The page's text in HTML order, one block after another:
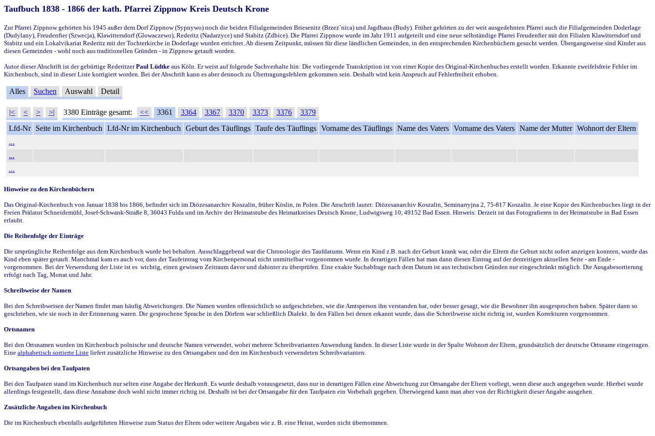
Taufbuch 1838 - 1866 der kath. Pfarrei Zippnow Kreis Deutsch Krone
Zur Pfarrei Zippnow gehörten bis 1945 außer dem Dorf Zippnow (Sypnywo) noch die beiden Filialgemeinden Briesenitz (Brzez`nica) und Jagdhaus (Budy). Früher gehörten zu der weit ausgedehnten Pfarrei auch die Filialgemeinden Doderlage
(Dudylany), Freudenfier (Szwecja), Klawittersdorf (Glowaczewo), Rederitz (Nadarzyce) und Stabitz (Zdbice). Die Pfarrei Zippnow wurde im Jahr 1911 aufgeteilt und eine neue selbständige Pfarrei Freudenfier mit den Filialen Klawittersdorf und
Stabitz und ein Lokalvikariat Rederitz mit der Tochterkirche in Doderlage wurden errichtet. Ab diesem Zeitpunkt, müssen für diese ländlichen Gemeinden, in den entsprechenden Kirchenbüchern gesucht werden. Übergangsweise sind Kinder aus
diesen Gemeinden - wohl noch aus traditionellen Gründen - in Zippnow getauft worden.
Autor dieser Abschrift ist der gebürtige RederitzerPaul Lüdtke aus Köln. Er weist auf folgende Sachverhalte hin: Die vorliegende Transkription ist von einer Kopie des Original-Kirchenbuches erstellt worden. Erkannte zweifelsfreie Fehler im
Kirchenbuch, sind in dieser Liste korrigiert worden. Bei der Abschrift kann es aber dennoch zu Übertragungsfehlern gekommen sein. Deshalb wird kein Anspruch auf Fehlerfreiheit erhoben.
Alles Suchen Auswahl Detail
|< < > >| 3380 Einträge gesamt: << 3361 3364 3367 3370 3373 3376
3379
Lfd-Nr
Seite im Kirchenbuch Lfd-Nr im Kirchenbuch Geburt des Täuflings Taufe des Täuflings Vorname des Täuflings Name des Vaters Vorname des Vaters Name der Mutter Wohnort der Eltern
...
...
...
Hinweise zu den Kirchenbüchern
Das Original-Kirchenbuch von Januar 1838 bis 1866, befindet sich im Diözesanarchiv Koszalin, früher Köslin, in Polen. Die Anschrift lautet: Diözesanarchiv Koszalin, Seminarryjna 2, 75-817 Koszalin. Je eine Kopie des Kirchenbuches liegt in der
Freien Prälatur Schneidemühl, Josef-Schwank-Straße 8, 36043 Fulda und im Archiv der Heimatstube des Heimatkreises Deutsch Krone, Ludwigsweg 10, 49152 Bad Essen. Hinweis: Derzeit ist das Fotografieren in der Heimatstube in Bad Essen
erlaubt.
Die Reihenfolge der Einträge
Die ursprüngliche Reihenfolge aus dem Kirchenbuch wurde bei behalten. Ausschlaggebend war die Chronologie des Taufdatums. Wenn ein Kind z.B. nach der Geburt krank war, oder die Eltern die Geburt nicht sofort anzeigen konnten, wurde das
Kind eben später getauft. Manchmal kam es auch vor, dass der Taufeintrag vom Kirchenpersonal nicht unmittelbar vorgenommen wurde. In derartigen Fällen hat man dann diesen Eintrag auf der derzeitigen aktuellen Seite - am Ende -
vorgenommen. Bei der Verwendung der Liste ist es wichtig, einen gewissen Zeitraum davor und dahinter zu überprüfen. Eine exakte Suchabfrage nach dem Datum ist aus technischen Gründen nur eingeschränkt möglich. Die Ausgabesortierung
erfolgt nach Tag, Monat und Jahr.
Schreibweise der Namen
Bei den Schreibweisen der Namen findet man häufig Abweichungen. Die Namen wurden offensichtlich so aufgeschrieben, wie die Amtsperson ihn verstanden hat, oder besser gesagt, wie die Bewohner ihn ausgesprochen haben. Später dann so
geschrieben, wie sie noch in der Erinnerung waren. Die gesprochene Sprache in den Dörfern war schließlich Dialekt. In den Fällen bei denen erkannt wurde, dass die Schreibweise nicht richtig ist, wurden Korrekturen vorgenommen.
Ortsnamen
Bei den Ortsnamen wurden im Kirchenbuch polnische und deutsche Namen verwendet, wobei mehrere Schreibvarianten Anwendung fanden. In dieser Liste wurde in der Spalte Wohnort der Eltern, grundsätzlich der deutsche Ortsname eingetragen.
Eine alphabetisch sortierte Liste liefert zusätzliche Hinweise zu den Ortsangaben und den im Kirchenbuch verwendeten Schreibvarianten.
Ortsangaben bei den Taufpaten
Bei den Taufpaten stand im Kirchenbuch nur selten eine Angabe der Herkunft. Es wurde deshalb vorausgesetzt, dass nur in derartigen Fällen eine Abweichung zur Ortsangabe der Eltern vorliegt, wenn diese auch angegeben wurde. Hierbei wurde
allerdings festgestellt, dass diese Annahme doch wohl nicht immer richtig ist. Deshalb ist bei der Ortsangabe für den Taufpaten ein Vorbehalt gegeben. Überwiegend kann man aber von der Richtigkeit dieser Angabe ausgehen.
Zusätzliche Angaben im Kirchenbuch
Die im Kirchenbuch ebenfalls aufgeführten Hinweise zum Status der Eltern oder weitere Angaben wie z. B. eine Heirat, wurden nicht übernommen.